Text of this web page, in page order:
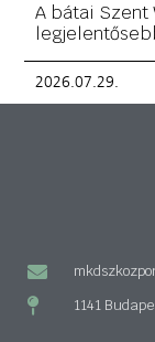
A bátai Szent
2026.07.29.
1141